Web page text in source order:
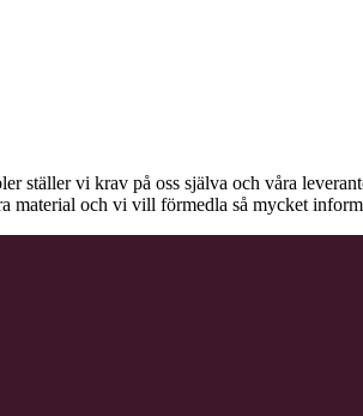
ställer vi krav på oss själva och våra
material och vi vill förmedla så mycket